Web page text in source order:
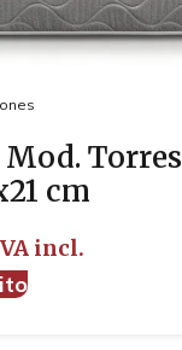
Torres
cm
incl.